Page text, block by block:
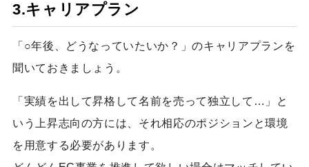
3.キャリアプラン
「○年後、どうなっていたいか？」のキャリアプランを
聞いておきましょう。
「実績を出して昇格して名前を売って独立して…」と
いう上昇志向の方には、それ相応のポジションと環境
を用意する必要があります。